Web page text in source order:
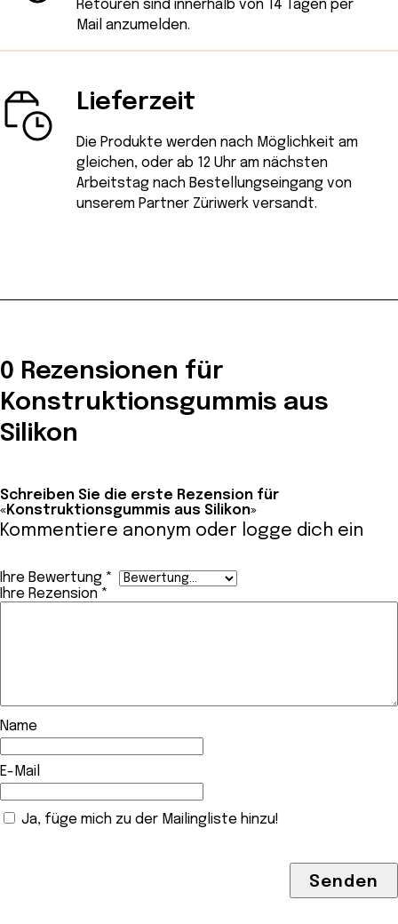
Retouren sind innerhalb von 14 Tagen per
Mail anzumelden.
Lieferzeit
Die Produkte werden nach Möglichkeit am
gleichen, oder ab 12 Uhr am nächsten
Arbeitstag nach Bestellungseingang von
unserem Partner Züriwerk versandt.
0 Rezensionen für
Konstruktionsgummis aus
Silikon
Schreiben Sie die erste Rezension für
«Konstruktionsgummis aus Silikon»
Kommentiere anonym oder logge dich ein
Ihre Bewertung *
Ihre Rezension *
Name
E-Mail
Ja, füge mich zu der Mailingliste hinzu!